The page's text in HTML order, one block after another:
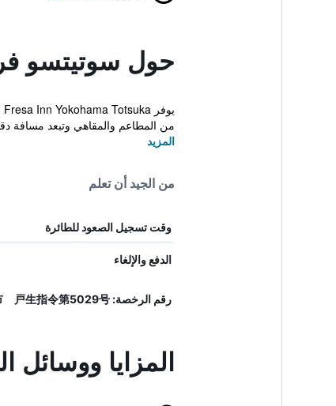
حول سوتيتسو
من المطاعم والمقاهي وتبعد مسافة
المزيد
من الجيد أن تعلم
وقت تسجيل الصعود للطائرة
الدفع والإلغاء
رقم الرخصة: 横浜市 戸生指令第5029号
المزايا